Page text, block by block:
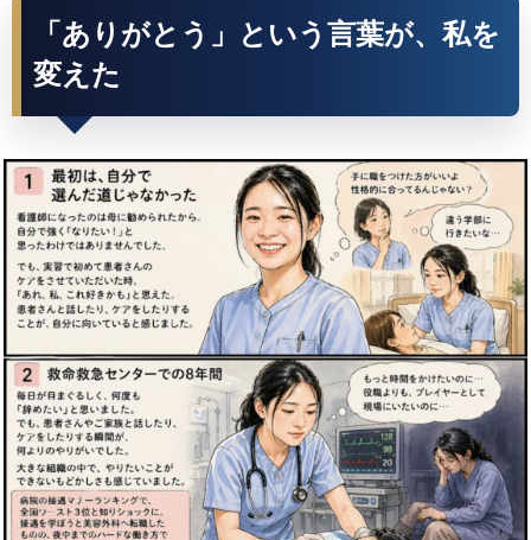
「ありがとう」という言葉が、私を
変えた